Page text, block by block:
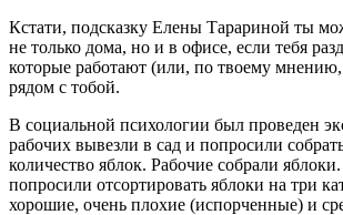
Кстати, подсказку Елены Тарариной ты
не только дома, но и в офисе, если тебя
которые работают (или, по твоему
рядом с тобой.
В социальной психологии был проведен
рабочих вывезли в сад и попросили
количество яблок. Рабочие собрали
попросили отсортировать яблоки на три
хорошие, очень плохие (испорченные) и